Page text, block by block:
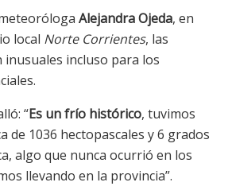
Alejandra Ojeda, en
local Norte Corrientes, las
incluso para los
“Es un frío histórico, tuvimos
de 1036 hectopascales y 6 grados
algo que nunca ocurrió en los
llevando en la provincia”.